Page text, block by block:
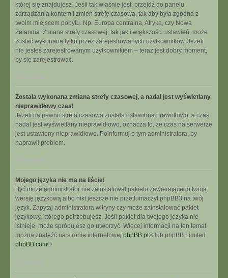
której się znajdujesz. Jeśli tak właśnie jest, przejdź do panelu
zarządzania kontem i zmień strefę czasową, tak aby była zgodna z
twoim miejscem pobytu. Np. Europa centralna, Afryka, czy Nowa
Zelandia. Zmiana strefy czasowej, tak jak i większości ustawień, może
zostać wykonana tylko przez zarejestrowanych użytkowników. Jeżeli
nie jesteś zarejestrowanym użytkownikiem – teraz jest dobry moment,
by się zarejestrować.
Została wykonana zmiana strefy czasowej, a nadal jest wyświetlany
nieprawidłowy czas!
Jeżeli na pewno strefa czasowa została ustawiona prawidłowo, a czas
nadal jest wyświetlany nieprawidłowo, oznacza to, że czas na serwerze
jest ustawiony nieprawidłowo. Poinformuj o tym administratora, by
naprawił problem.
Mojego języka nie ma na liście!
Być może administrator nie zainstalował pakietu zawierającego twoją
wersję językową albo nikt jeszcze nie przetłumaczył phpBB3 na twój
język. Zapytaj administratora witryny czy może zainstalować pakiet
językowy, którego potrzebujesz. Jeśli pakiet dla twojego języka nie
istnieje, może spróbujesz go utworzyć. Więcej informacji na ten temat
można znaleźć na stronie internetowej phpBB.pl ® lub phpBB Limited
phpBB.com®